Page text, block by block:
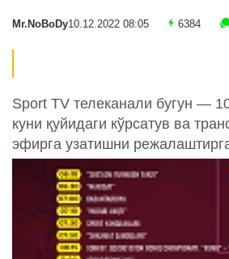
Mr.NoBoDy10.12.2022 08:05 6384
Sport TV телеканали бугун —
куни қуйидаги кўрсатув ва
эфирга узатишни